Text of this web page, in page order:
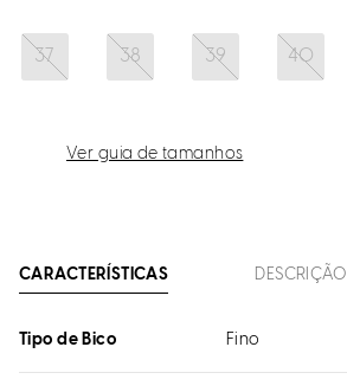
37 38 39 40
Ver guia de tamanhos
CARACTERÍSTICAS DESCRIÇÃO
Tipo de Bico Fino